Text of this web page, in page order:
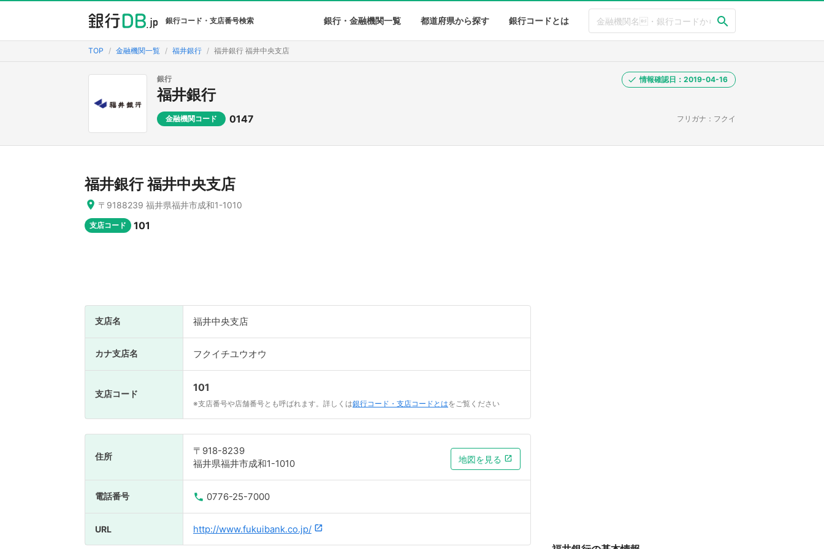
銀行コード・支店番号検索 銀行・金融機関一覧 都道府県から探す 銀行コードとは
TOP 金融機関一覧 福井銀行 福井銀行 福井中央支店
銀行
福井銀行
金融機関コード 0147 フリガナ：フクイ
情報確認日：2019-04-16
福井銀行 福井中央支店
〒9188239 福井県福井市成和1-1010
支店コード 101
支店名 福井中央支店
カナ支店名 フクイチユウオウ
支店コード
101
※支店番号や店舗番号とも呼ばれます。詳しくは銀行コード・支店コードとはをご覧ください
住所
〒918-8239
福井県福井市成和1-1010
地図を見る
電話番号 0776-25-7000
URL http://www.fukuibank.co.jp/